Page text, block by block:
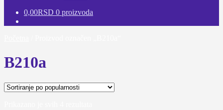
0,00RSD 0 proizvoda
B210a